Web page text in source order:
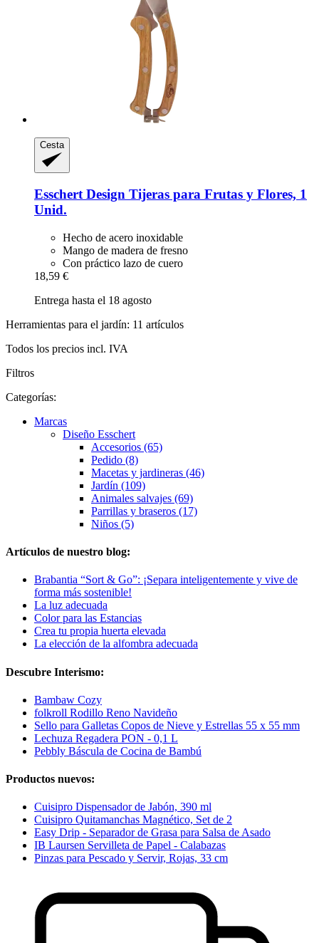
Cesta
Esschert Design Tijeras para Frutas y Flores, 1
Unid.
Hecho de acero inoxidable
Mango de madera de fresno
Con práctico lazo de cuero
18,59 €
Entrega hasta el 18 agosto
Herramientas para el jardín: 11 artículos
Todos los precios incl. IVA
Filtros
Categorías:
Marcas
Diseño Esschert
Accesorios (65)
Pedido (8)
Macetas y jardineras (46)
Jardín (109)
Animales salvajes (69)
Parrillas y braseros (17)
Niños (5)
Artículos de nuestro blog:
Brabantia “Sort & Go”: ¡Separa inteligentemente y vive de
forma más sostenible!
La luz adecuada
Color para las Estancias
Crea tu propia huerta elevada
La elección de la alfombra adecuada
Descubre Interismo:
Bambaw Cozy
folkroll Rodillo Reno Navideño
Sello para Galletas Copos de Nieve y Estrellas 55 x 55 mm
Lechuza Regadera PON - 0,1 L
Pebbly Báscula de Cocina de Bambú
Productos nuevos:
Cuisipro Dispensador de Jabón, 390 ml
Cuisipro Quitamanchas Magnético, Set de 2
Easy Drip - Separador de Grasa para Salsa de Asado
IB Laursen Servilleta de Papel - Calabazas
Pinzas para Pescado y Servir, Rojas, 33 cm